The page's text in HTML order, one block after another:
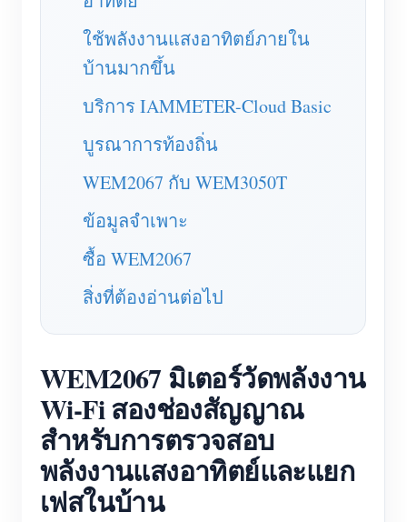
ใช้พลังงานแสงอาทิตย์ภายใน
บ้านมากขึ้น
บริการ IAMMETER-Cloud Basic
บูรณาการท้องถิ่น
WEM2067 กับ WEM3050T
ข้อมูลจำเพาะ
ซื้อ WEM2067
สิ่งที่ต้องอ่านต่อไป
WEM2067 มิเตอร์วัดพลังงาน
Wi-Fi สองช่องสัญญาณ
สำหรับการตรวจสอบ
พลังงานแสงอาทิตย์และแยก
เฟสในบ้าน